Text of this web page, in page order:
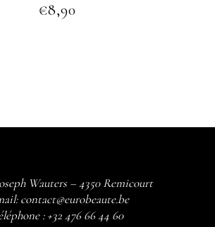
€8,90
Wauters – 4350 Remicourt
contact@eurobeaute.be
:+32 476 66 44 60